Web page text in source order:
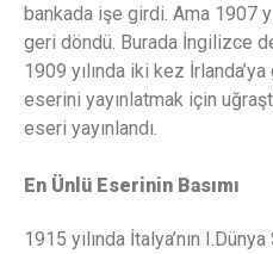
bankada işe girdi. Ama 1907
geri döndü. Burada İngilizce
1909 yılında iki kez
eserini yayınlatmak için
eseri yayınlandı.
En Ünlü Eserinin Basımı
1915 yılında İtalya’nın